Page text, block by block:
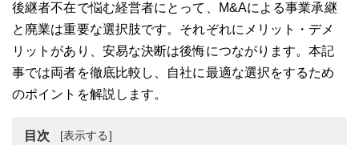
後継者不在で悩む経営者にとって、M&Aによる事業承継
と廃業は重要な選択肢です。それぞれにメリット・デメ
リットがあり、安易な決断は後悔につながります。本記
事では両者を徹底比較し、自社に最適な選択をするため
のポイントを解説します。
目次